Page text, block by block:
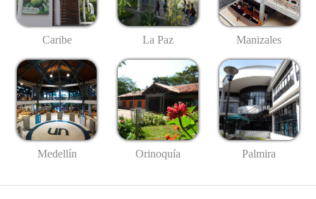
Caribe La Paz Manizales
Medellín Orinoquía Palmira